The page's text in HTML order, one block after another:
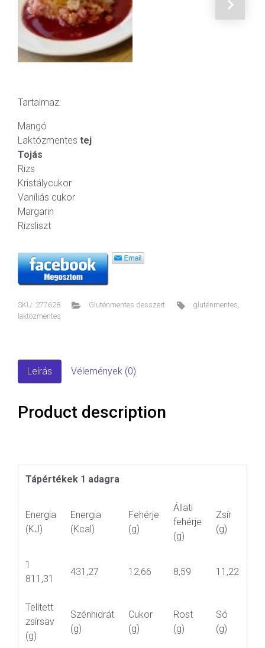
Tartalmaz:
Mangó
Laktózmentes tej
Tojás
Rizs
Kristálycukor
Vaníliás cukor
Margarin
Rizsliszt
SKU: 277628 Gluténmentes desszert gluténmentes,
laktózmentes
Leírás Vélemények (0)
Product description
Tápértékek 1 adagra
Energia
(KJ)
Energia
(Kcal)
Fehérje
(g)
Állati
fehérje
(g)
Zsír
(g)
1
811,31
431,27 12,66 8,59 11,22
Telített
zsírsav
(g)
Szénhidrát
(g)
Cukor
(g)
Rost
(g)
Só
(g)